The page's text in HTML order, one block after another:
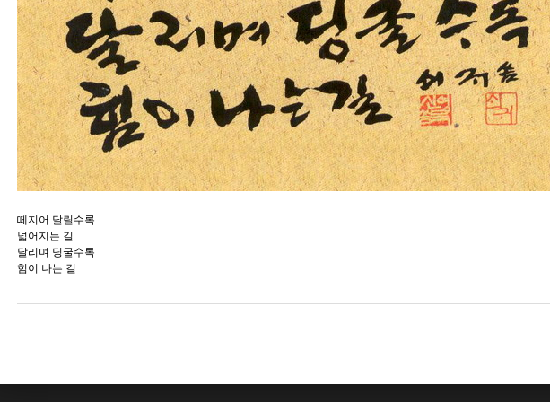
떼지어 달릴수록
넓어지는 길
달리며 딩굴수록
힘이 나는 길